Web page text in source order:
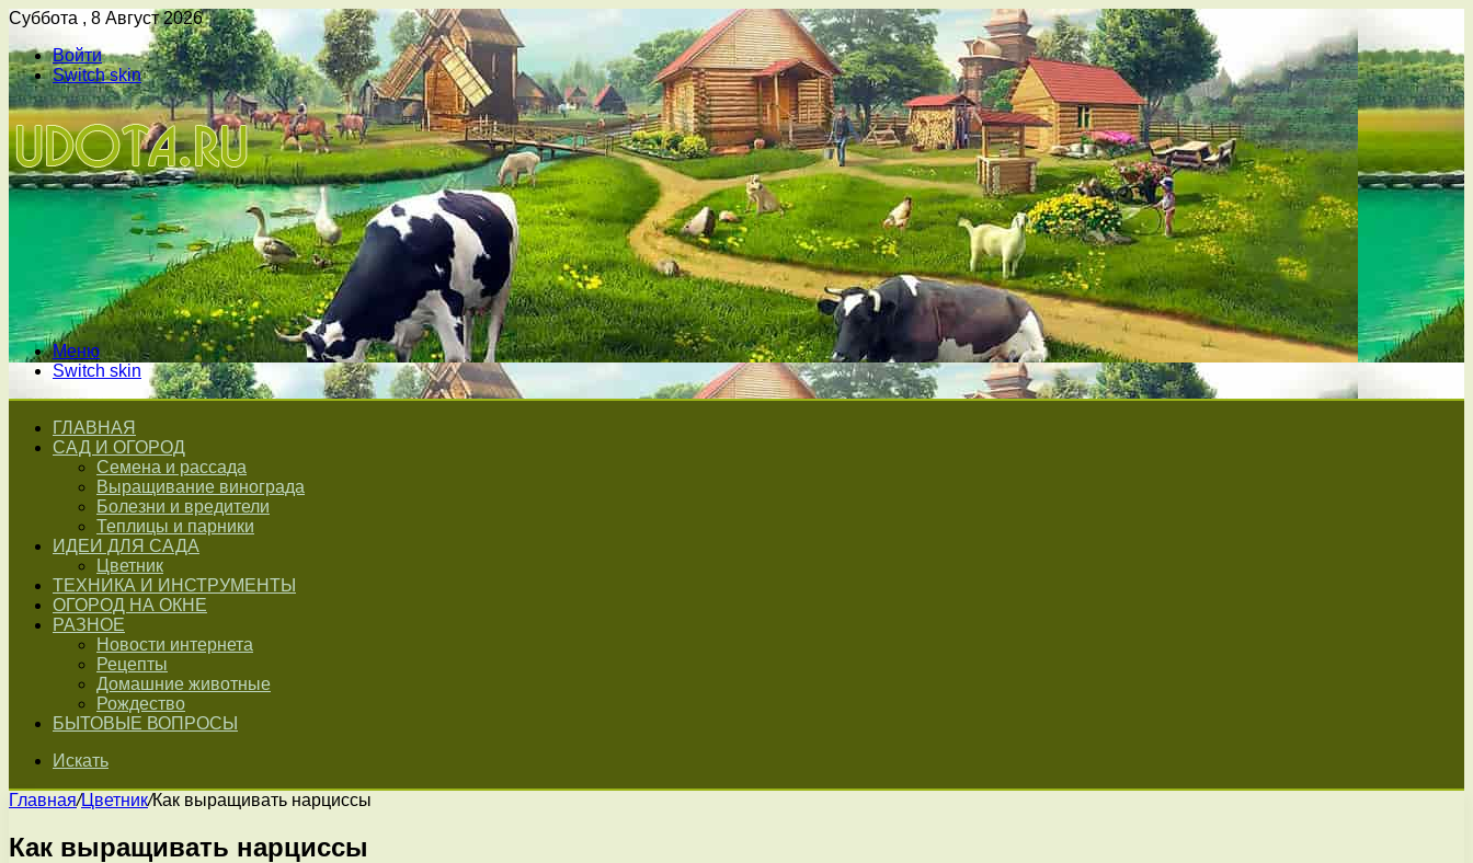
Суббота , 8 Август 2026
Войти
Switch skin
Меню
Switch skin
ГЛАВНАЯ
САД И ОГОРОД
Семена и рассада
Выращивание винограда
Болезни и вредители
Теплицы и парники
ИДЕИ ДЛЯ САДА
Цветник
ТЕХНИКА И ИНСТРУМЕНТЫ
ОГОРОД НА ОКНЕ
РАЗНОЕ
Новости интернета
Рецепты
Домашние животные
Рождество
БЫТОВЫЕ ВОПРОСЫ
Искать
Главная/Цветник/Как выращивать нарциссы
Как выращивать нарциссы